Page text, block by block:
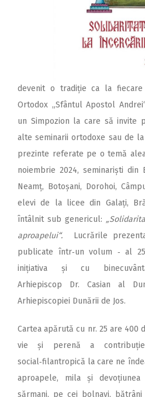
devenit o tradiție ca la
Ortodox „Sfântul Apostol
un Simpozion la care să invite
alte seminarii ortodoxe sau de
prezinte referate pe o temă
noiembrie 2024, seminariști din
Neamț, Botoșani, Dorohoi,
elevi de la licee din Galați,
întâlnit sub genericul:
aproapelui“.
Lucrările
publicate într‑un volum ‑ al
inițiativa și cu
Arhiepiscop Dr. Casian al
Arhiepiscopiei Dunării de Jos.
Cartea apărută cu nr. 25 are 400
vie și perenă a
social‑filantropică la care ne
aproapele, mila și
sărmani, pe cei bolnavi,